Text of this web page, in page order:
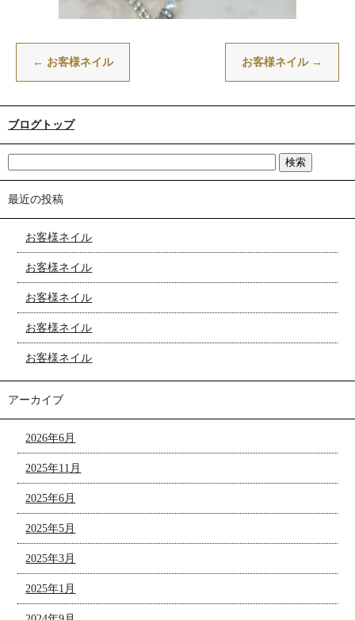
← お客様ネイル お客様ネイル →
ブログトップ
最近の投稿
お客様ネイル
お客様ネイル
お客様ネイル
お客様ネイル
お客様ネイル
アーカイブ
2026年6月
2025年11月
2025年6月
2025年5月
2025年3月
2025年1月